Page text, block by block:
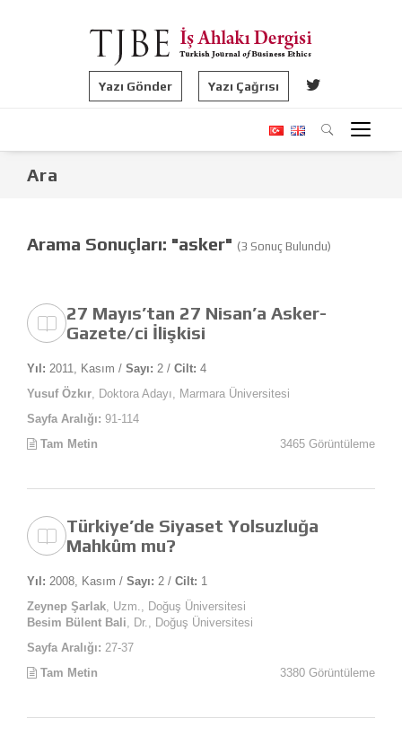
Yazı Gönder Yazı Çağrısı
Ara
Arama Sonuçları: "asker" (3 Sonuç Bulundu)
27 Mayıs’tan 27 Nisan’a Asker-
Gazete/ci İlişkisi
Yıl: 2011, Kasım / Sayı: 2 / Cilt: 4
Yusuf Özkır , Doktora Adayı, Marmara Üniversitesi
Sayfa Aralığı: 91-114
Tam Metin
3465 Görüntüleme
Türkiye’de Siyaset Yolsuzluğa
Mahkûm mu?
Yıl: 2008, Kasım / Sayı: 2 / Cilt: 1
Zeynep Şarlak , Uzm., Doğuş Üniversitesi
Besim Bülent Bali , Dr., Doğuş Üniversitesi
Sayfa Aralığı: 27-37
Tam Metin
3380 Görüntüleme